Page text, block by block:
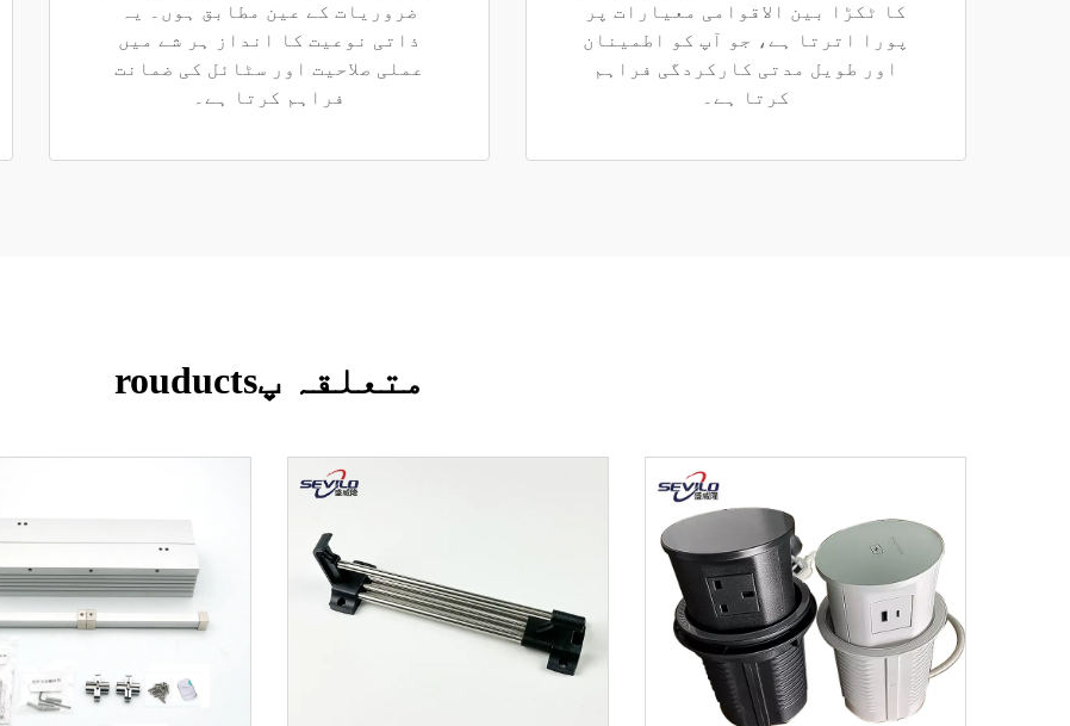
کا ٹکڑا بین الاقوامی معیارات پر
پورا اترتا ہے، جو آپ کو اطمینان
اور طویل مدتی کارکردگی فراہم
کرتا ہے۔
ضروریات کے عین مطابق ہوں۔ یہ
ذاتی نوعیت کا انداز ہر شے میں
عملی صلاحیت اور سٹائل کی ضمانت
فراہم کرتا ہے۔
متعلقہ پrouducts